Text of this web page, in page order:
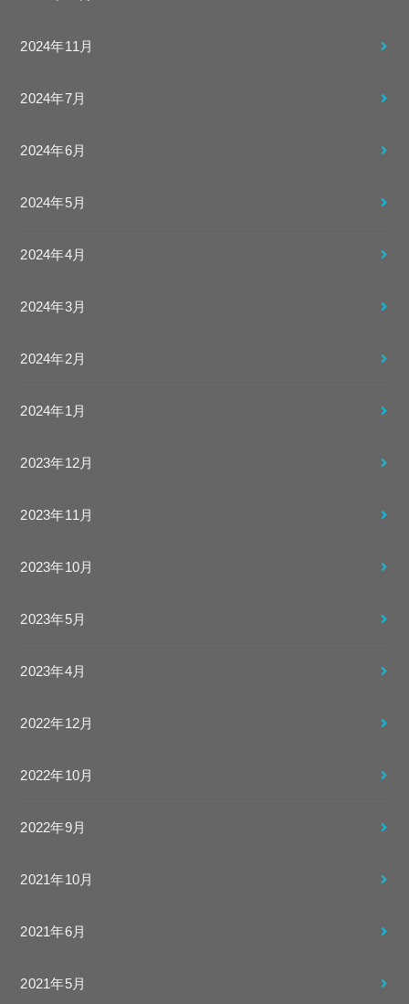
2024年11月
2024年7月
2024年6月
2024年5月
2024年4月
2024年3月
2024年2月
2024年1月
2023年12月
2023年11月
2023年10月
2023年5月
2023年4月
2022年12月
2022年10月
2022年9月
2021年10月
2021年6月
2021年5月